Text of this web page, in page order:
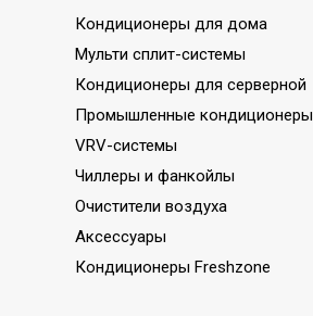
охлаждение
обогрев
Кондиционеры для дома
Мульти сплит-системы
Кондиционеры для серверной
Промышленные кондиционеры
VRV-системы
Чиллеры и фанкойлы
Очистители воздуха
Аксессуары
Кондиционеры Freshzone